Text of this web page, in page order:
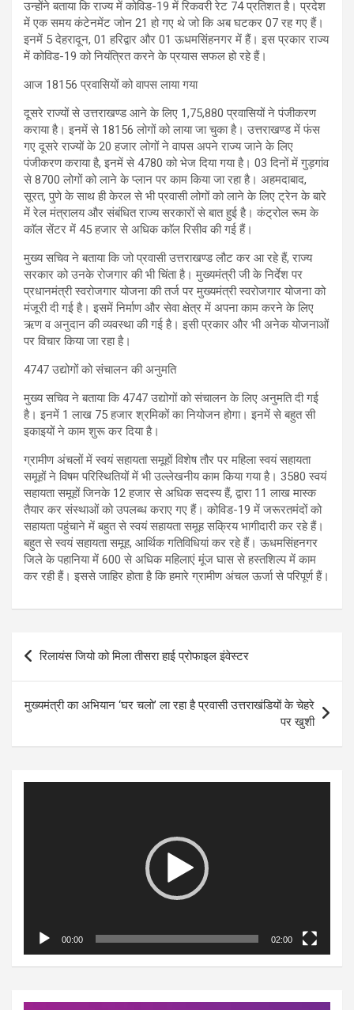
उन्होंने बताया कि राज्य में कोविड-19 में रिकवरी रेट 74 प्रतिशत है। प्रदेश
में एक समय कंटेनमेंट जोन 21 हो गए थे जो कि अब घटकर 07 रह गए हैं।
इनमें 5 देहरादून, 01 हरिद्वार और 01 ऊधमसिंहनगर में हैं। इस प्रकार राज्य
में कोविड-19 को नियंत्रित करने के प्रयास सफल हो रहे हैं।
आज 18156 प्रवासियों को वापस लाया गया
दूसरे राज्यों से उत्तराखण्ड आने के लिए 1,75,880 प्रवासियों ने पंजीकरण
कराया है। इनमें से 18156 लोगों को लाया जा चुका है। उत्तराखण्ड में फंस
गए दूसरे राज्यों के 20 हजार लोगों ने वापस अपने राज्य जाने के लिए
पंजीकरण कराया है, इनमें से 4780 को भेज दिया गया है। 03 दिनों में गुड़गांव
से 8700 लोगों को लाने के प्लान पर काम किया जा रहा है। अहमदाबाद,
सूरत, पुणे के साथ ही केरल से भी प्रवासी लोगों को लाने के लिए ट्रेन के बारे
में रेल मंत्रालय और संबंधित राज्य सरकारों से बात हुई है। कंट्रोल रूम के
काॅल सेंटर में 45 हजार से अधिक काॅल रिसीव की गई हैं।
मुख्य सचिव ने बताया कि जो प्रवासी उत्तराखण्ड लौट कर आ रहे हैं, राज्य
सरकार को उनके रोजगार की भी चिंता है। मुख्यमंत्री जी के निर्देश पर
प्रधानमंत्री स्वरोजगार योजना की तर्ज पर मुख्यमंत्री स्वरोजगार योजना को
मंजूरी दी गई है। इसमें निर्माण और सेवा क्षेत्र में अपना काम करने के लिए
ऋण व अनुदान की व्यवस्था की गई है। इसी प्रकार और भी अनेक योजनाओं
पर विचार किया जा रहा है।
4747 उद्योगों को संचालन की अनुमति
मुख्य सचिव ने बताया कि 4747 उद्योगों को संचालन के लिए अनुमति दी गई
है। इनमें 1 लाख 75 हजार श्रमिकों का नियोजन होगा। इनमें से बहुत सी
इकाइयों ने काम शुरू कर दिया है।
ग्रामीण अंचलों में स्वयं सहायता समूहों विशेष तौर पर महिला स्वयं सहायता
समूहों ने विषम परिस्थितियों में भी उल्लेखनीय काम किया गया है। 3580 स्वयं
सहायता समूहों जिनके 12 हजार से अधिक सदस्य हैं, द्वारा 11 लाख मास्क
तैयार कर संस्थाओं को उपलब्ध कराए गए हैं। कोविड-19 में जरूरतमंदों को
सहायता पहुंचाने में बहुत से स्वयं सहायता समूह सक्रिय भागीदारी कर रहे हैं।
बहुत से स्वयं सहायता समूह, आर्थिक गतिविधियां कर रहे हैं। ऊधमसिंहनगर
जिले के पहानिया में 600 से अधिक महिलाएं मूंज घास से हस्तशिल्प में काम
कर रही हैं। इससे जाहिर होता है कि हमारे ग्रामीण अंचल ऊर्जा से परिपूर्ण हैं।
Post
navigation
रिलायंस जियो को मिला तीसरा हाई प्रोफाइल इंवेस्टर
मुख्यमंत्री का अभियान ‘घर चलो’ ला रहा है प्रवासी उत्तराखंडियों के चेहरे
पर खुशी
00:00 02:00